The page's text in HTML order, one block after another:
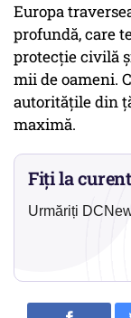
Europa
profundă, care
protecție civilă
mii de oameni.
autoritățile din
maximă.
Fiți la
Urmăriți